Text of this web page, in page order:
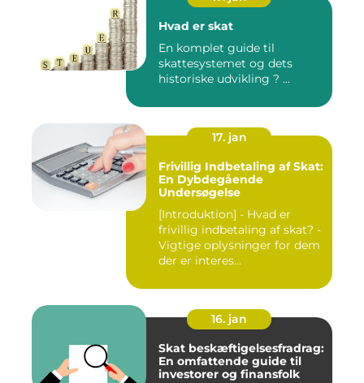
Hvad er skat
En komplet guide til
skattesystemet og dets
historiske udvikling ? ...
17. jan
Frivillig Indbetaling af Skat:
En Dybdegående
Undersøgelse
[Introduktion] - Hvad er
frivillig indbetaling af skat? -
Vigtige oplysninger for dem
der er interes...
16. jan
Skat beskæftigelsesfradrag:
En omfattende guide til
investorer og finansfolk